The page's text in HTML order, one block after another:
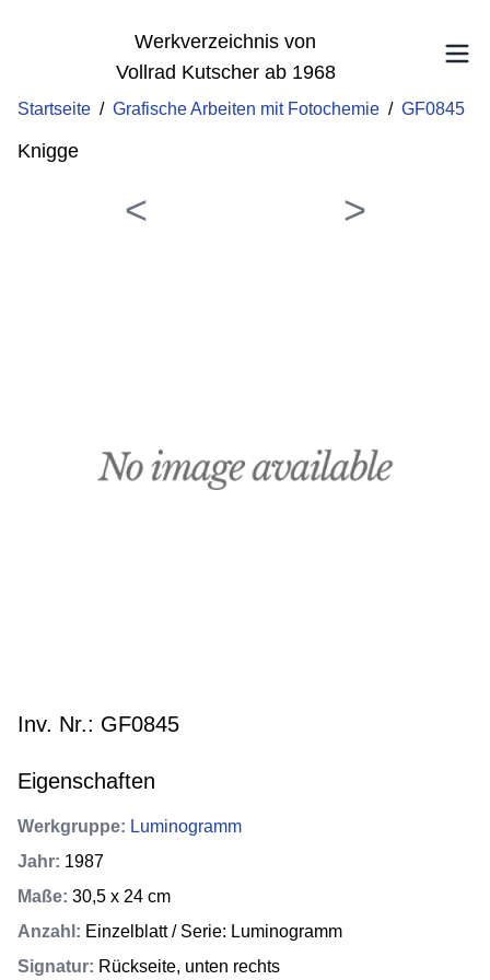
Werkverzeichnis von
Vollrad Kutscher ab 1968
Startseite / Grafische Arbeiten mit Fotochemie / GF0845
Knigge
Inv. Nr.: GF0845
Eigenschaften
Werkgruppe: Luminogramm
Jahr: 1987
Maße: 30,5 x 24 cm
Anzahl : Einzelblatt / Serie: Luminogramm
Signatur: Rückseite, unten rechts
< >